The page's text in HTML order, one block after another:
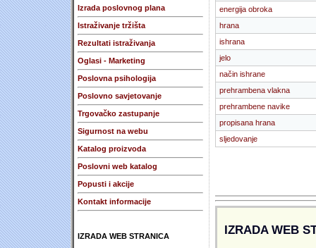
Izrada poslovnog plana
Istraživanje tržišta
Rezultati istraživanja
Oglasi - Marketing
Poslovna psihologija
Poslovno savjetovanje
Trgovačko zastupanje
Sigurnost na webu
Katalog proizvoda
Poslovni web katalog
Popusti i akcije
Kontakt informacije
IZRADA WEB STRANICA
energija obroka
hrana
ishrana
jelo
način ishrane
prehrambena vlakna
prehrambene navike
propisana hrana
sljedovanje
IZRADA WEB